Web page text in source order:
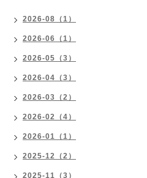
2026-08（1）
2026-06（1）
2026-05（3）
2026-04（3）
2026-03（2）
2026-02（4）
2026-01（1）
2025-12（2）
2025-11（3）